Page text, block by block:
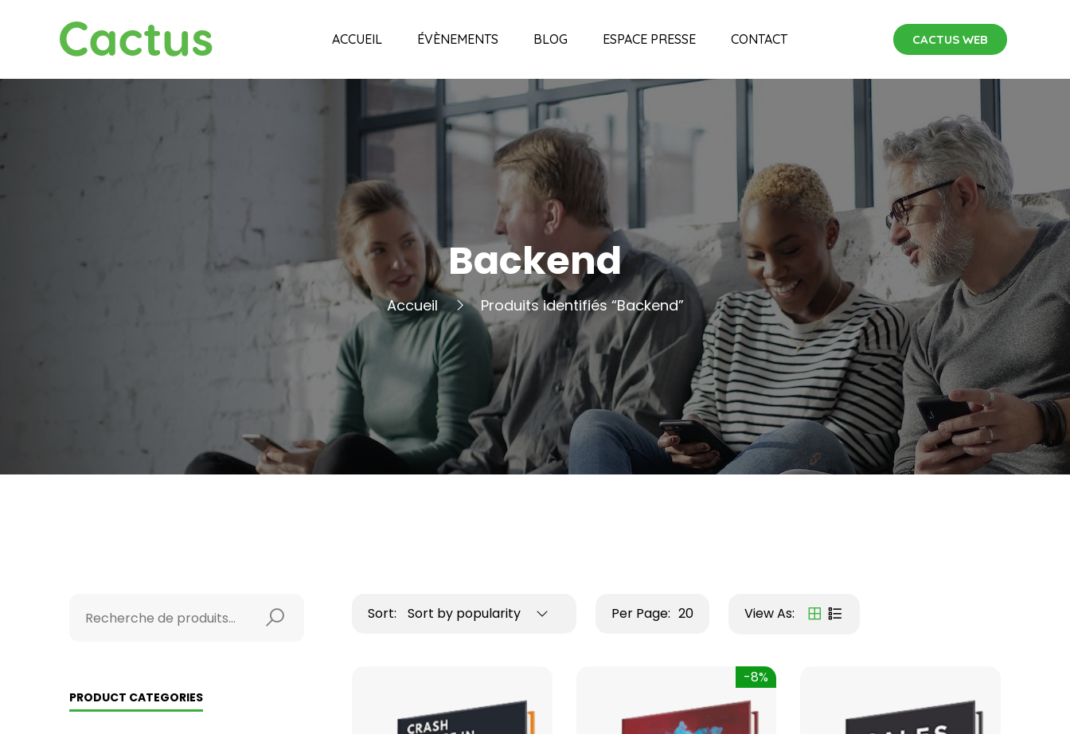
Cactus ACCUEIL ÉVÈNEMENTS BLOG ESPACE PRESSE CONTACT CACTUS WEB
Backend
Accueil Produits identifiés “Backend”
PRODUCT CATEGORIES
Sort: Sort by popularity Per Page: 20 View As:
-8%